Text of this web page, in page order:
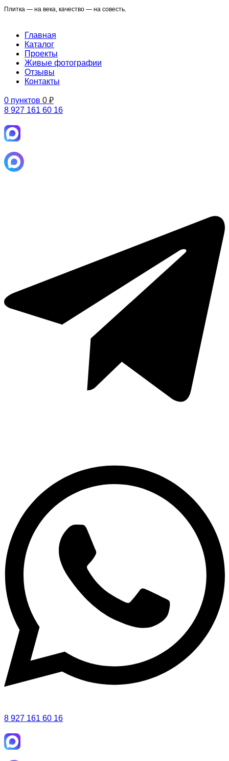
Плитка — на века, качество — на совесть.
Главная
Каталог
Проекты
Живые фотографии
Отзывы
Контакты
0 пунктов 0 ₽
8 927 161 60 16
8 927 161 60 16